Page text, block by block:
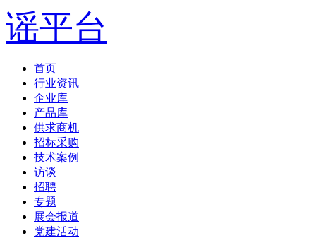
首页
行业资讯
企业库
产品库
供求商机
招标采购
技术案例
访谈
招聘
专题
展会报道
党建活动